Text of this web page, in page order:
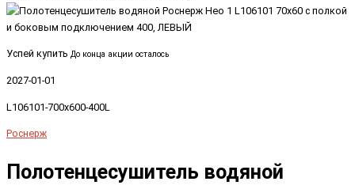
Успей купить До конца акции осталось
2027-01-01
L106101-700x600-400L
Роснерж
Полотенцесушитель водяной